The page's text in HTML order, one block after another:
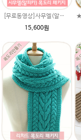
[무료동영상]사무엘(알파카폴로) 목도리만들기 diy 십자꽈배기 꽈배기무늬뜨기 뜨개질패키지 손뜨게 대바늘 털실/뜨개질배우기/목도리뜨는방법
15,600원